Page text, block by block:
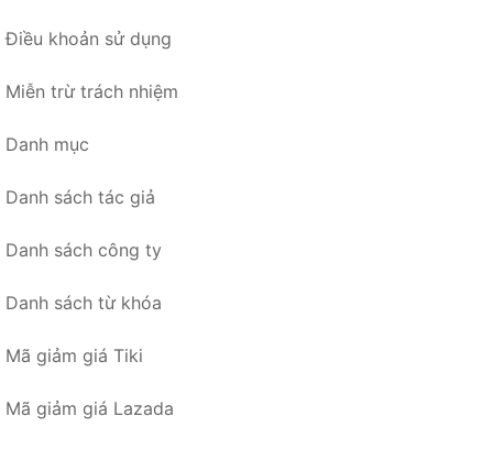
Điều khoản sử dụng
Miễn trừ trách nhiệm
Danh mục
Danh sách tác giả
Danh sách công ty
Danh sách từ khóa
Mã giảm giá Tiki
Mã giảm giá Lazada